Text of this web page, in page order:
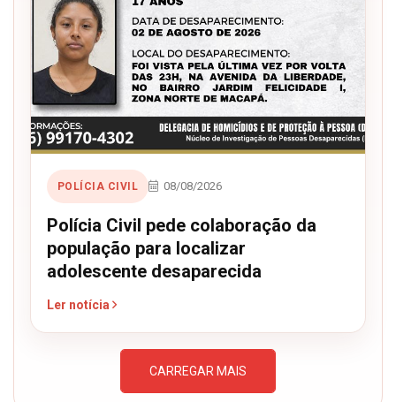
POLÍCIA CIVIL 08/08/2026
Polícia Civil pede colaboração da
população para localizar
adolescente desaparecida
Ler notícia
CARREGAR MAIS